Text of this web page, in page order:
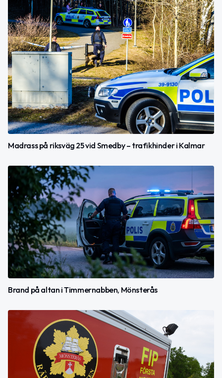
Madrass på riksväg 25 vid Smedby – trafikhinder i Kalmar
Brand på altan i Timmernabben, Mönsterås